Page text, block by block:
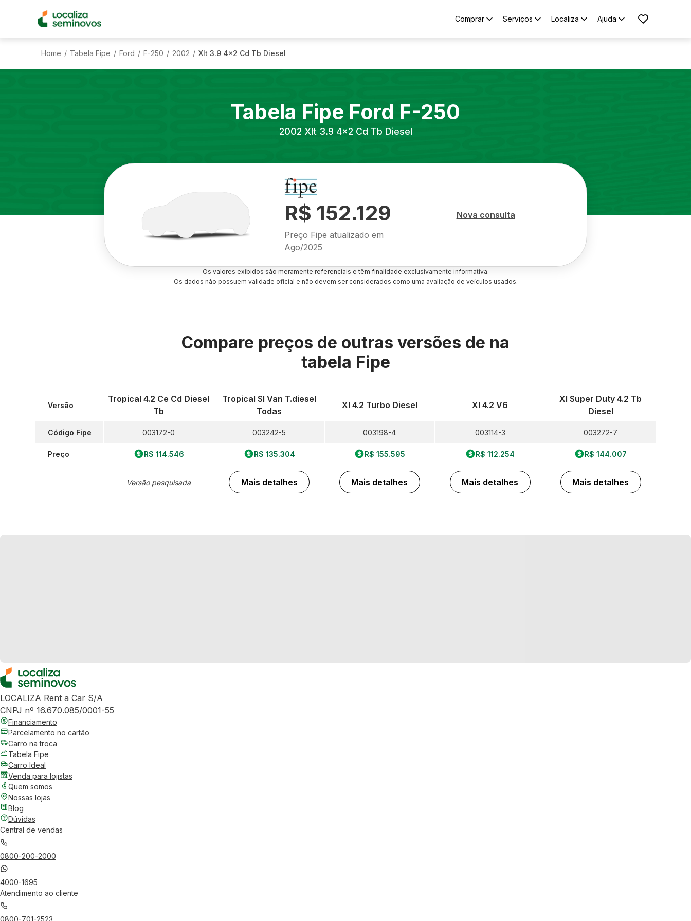
Comprar Serviços Localiza Ajuda
Home / Tabela Fipe / Ford / F-250 / 2002 / Xlt 3.9 4x2 Cd Tb Diesel
Tabela Fipe Ford F-250
2002 Xlt 3.9 4x2 Cd Tb Diesel
R$ 152.129
Preço Fipe atualizado em
Ago/2025
Nova consulta
Os valores exibidos são meramente referenciais e têm finalidade exclusivamente informativa.
Os dados não possuem validade oficial e não devem ser considerados como uma avaliação de veículos usados.
Compare preços de outras versões de na
tabela Fipe
Versão
Código Fipe
Preço
Tropical 4.2 Ce Cd Diesel
Tb
003172-0
R$ 114.546
Versão pesquisada
Tropical Sl Van T.diesel
Todas
003242-5
R$ 135.304
Mais detalhes
Xl 4.2 Turbo Diesel
003198-4
R$ 155.595
Mais detalhes
Xl 4.2 V6
003114-3
R$ 112.254
Mais detalhes
Xl Super Duty 4.2 Tb
Diesel
003272-7
R$ 144.007
Mais detalhes
LOCALIZA Rent a Car S/A
CNPJ nº 16.670.085/0001-55
Financiamento
Parcelamento no cartão
Carro na troca
Tabela Fipe
Carro Ideal
Venda para lojistas
Quem somos
Nossas lojas
Blog
Dúvidas
Central de vendas
0800-200-2000
4000-1695
Atendimento ao cliente
0800-701-2523